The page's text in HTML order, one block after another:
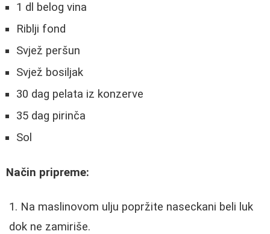
1 dl belog vina
Riblji fond
Svjež peršun
Svjež bosiljak
30 dag pelata iz konzerve
35 dag pirinča
Sol
Način pripreme:
Na maslinovom ulju popržite naseckani beli luk
dok ne zamiriše.